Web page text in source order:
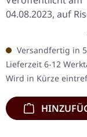
04.08.2023, auf
Records. Doppel-
"Slaughter On
Avenue" ist das
offizielle…
Versandfertig in
Lieferzeit 6-12
Wird in Kürze